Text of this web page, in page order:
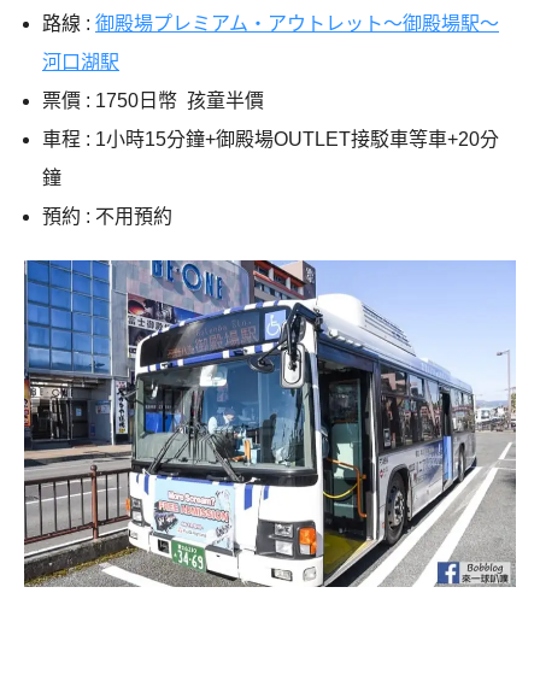
路線 : 御殿場プレミアム・アウトレット～御殿場駅～
河口湖駅
票價 : 1750日幣 孩童半價
車程 : 1小時15分鐘+御殿場OUTLET接駁車等車+20分
鐘
預約 : 不用預約